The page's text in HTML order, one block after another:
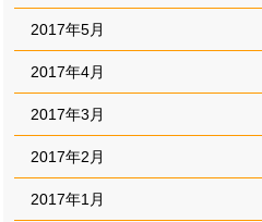
2017年5月
2017年4月
2017年3月
2017年2月
2017年1月